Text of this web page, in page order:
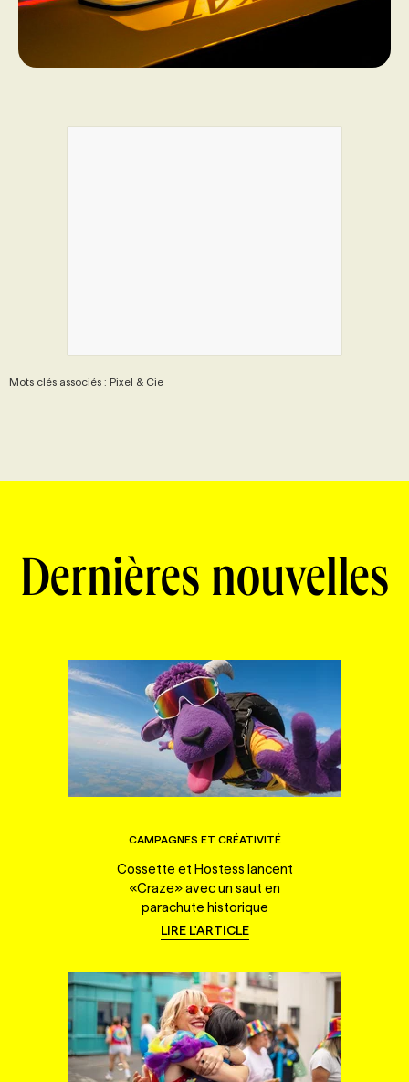
Mots clés associés : Pixel & Cie
Dernières nouvelles
CAMPAGNES ET CRÉATIVITÉ
Cossette et Hostess lancent
«Craze» avec un saut en
parachute historique
LIRE L'ARTICLE